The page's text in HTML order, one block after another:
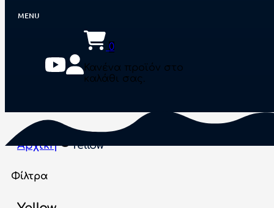
0
Κανένα προϊόν στο
καλάθι σας.
Αρχική Yellow
Φίλτρα